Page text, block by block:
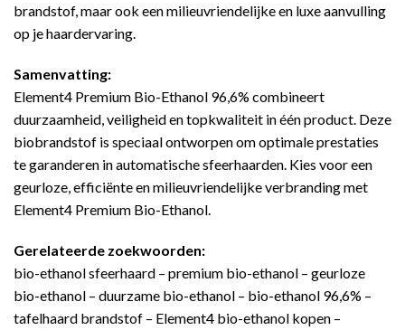
brandstof, maar ook een milieuvriendelijke en luxe aanvulling
op je haardervaring.
Samenvatting:
Element4 Premium Bio-Ethanol 96,6% combineert
duurzaamheid, veiligheid en topkwaliteit in één product. Deze
biobrandstof is speciaal ontworpen om optimale prestaties
te garanderen in automatische sfeerhaarden. Kies voor een
geurloze, efficiënte en milieuvriendelijke verbranding met
Element4 Premium Bio-Ethanol.
Gerelateerde zoekwoorden:
bio-ethanol sfeerhaard – premium bio-ethanol – geurloze
bio-ethanol – duurzame bio-ethanol – bio-ethanol 96,6% –
tafelhaard brandstof – Element4 bio-ethanol kopen –